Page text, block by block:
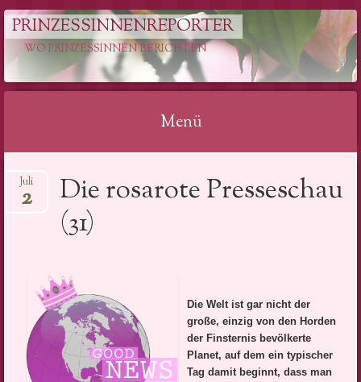
PRINZESSINNENREPORTER
WO PRINZESSINNEN BERICHTEN
Menü
zum
Die rosarote Presseschau
(31)
Juli
2
Die Welt ist gar nicht der
große, einzig von den Horden
der Finsternis bevölkerte
Planet, auf dem ein typischer
Tag damit beginnt, dass man